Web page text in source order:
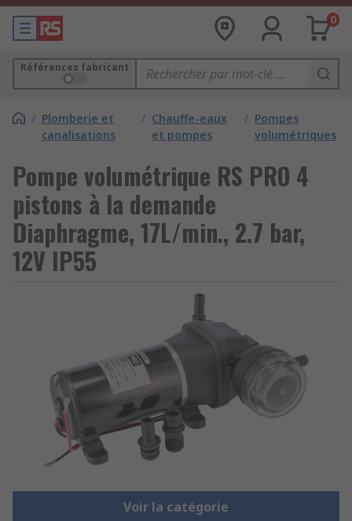
0
Références fabricant
/ Plomberie et
canalisations
/ Chauffe-eaux
et pompes
/ Pompes
volumétriques
Pompe volumétrique RS PRO 4
pistons à la demande
Diaphragme, 17L/min., 2.7 bar,
12V IP55
Voir la catégorie